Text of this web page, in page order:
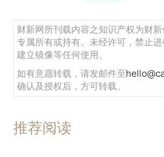
财新网所刊载内容之知识产权为财
专属所有或持有。未经许可，禁止
建立镜像等任何使用。
如有意愿转载，请发邮件至
确认及授权后，方可转载。
推荐阅读